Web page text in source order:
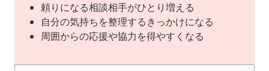
頼りになる相談相手がひとり増える
自分の気持ちを整理するきっかけになる
周囲からの応援や協力を得やすくなる